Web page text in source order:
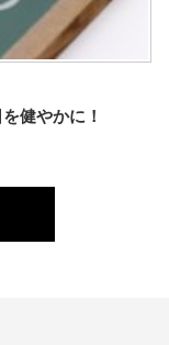
健やかに！